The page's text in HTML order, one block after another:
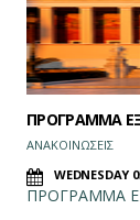
ΠΡΟΓΡΑΜΜΑ
ΑΝΑΚΟΙΝΩΣΕΙΣ
WEDNESDAY
ΠΡΟΓΡΑΜΜΑ